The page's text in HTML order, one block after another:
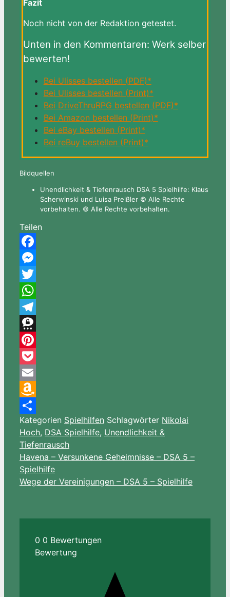
Fazit
Noch nicht von der Redaktion getestet.
Unten in den Kommentaren: Werk selber
bewerten!
Bei Ulisses bestellen (PDF)*
Bei Ulisses bestellen (Print)*
Bei DriveThruRPG bestellen (PDF)*
Bei Amazon bestellen (Print)*
Bei eBay bestellen (Print)*
Bei reBuy bestellen (Print)*
Bildquellen
Unendlichkeit & Tiefenrausch DSA 5 Spielhilfe: Klaus
Scherwinski und Luisa Preißler © Alle Rechte
vorbehalten. © Alle Rechte vorbehalten.
Teilen
Facebook
Messenger
Twitter
WhatsApp
Telegram
Threema
Pinterest
Pocket
Email
Amazon
Wish
List
Teilen
Kategorien Spielhilfen Schlagwörter Nikolai
Hoch, DSA Spielhilfe, Unendlichkeit &
Tiefenrausch
Havena – Versunkene Geheimnisse – DSA 5 –
Spielhilfe
Wege der Vereinigungen – DSA 5 – Spielhilfe
0 0 Bewertungen
Bewertung